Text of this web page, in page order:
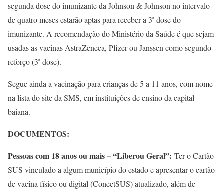
segunda dose do imunizante da Johnson & Johnson no intervalo
de quatro meses estarão aptas para receber a 3ª dose do
imunizante. A recomendação do Ministério da Saúde é que sejam
usadas as vacinas AstraZeneca, Pfizer ou Janssen como segundo
reforço (3ª dose).
Segue ainda a vacinação para crianças de 5 a 11 anos, com nome
na lista do site da SMS, em instituições de ensino da capital
baiana.
DOCUMENTOS:
Pessoas com 18 anos ou mais – “Liberou Geral”: Ter o Cartão
SUS vinculado a algum município do estado e apresentar o cartão
de vacina físico ou digital (ConectSUS) atualizado, além de